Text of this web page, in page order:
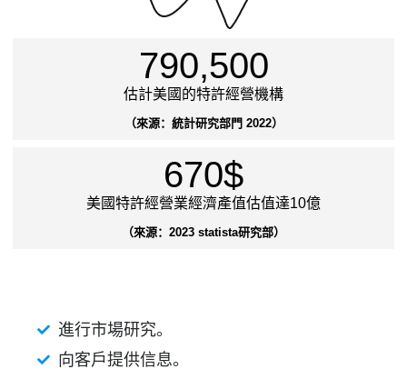
估計美國的特許經營機構
790,500
（來源：統計研究部門 2022）
美國特許經營業經濟產值估值達10億
670$
（來源：2023 statista研究部）
進行市場研究。
向客戶提供信息。